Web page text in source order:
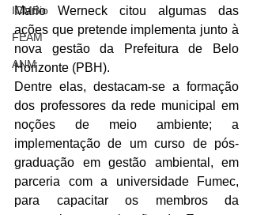
ICMBio
FEAM
ANM
Mario Werneck citou algumas das
ações que pretende implementa junto à
nova gestão da Prefeitura de Belo
Horizonte (PBH).
Dentre elas, destacam-se a formação
dos professores da rede municipal em
noções de meio ambiente; a
implementação de um curso de pós-
graduação em gestão ambiental, em
parceria com a universidade Fumec,
para capacitar os membros da